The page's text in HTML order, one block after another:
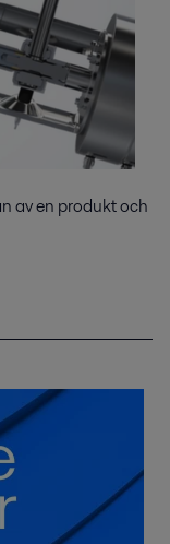
av en produkt och